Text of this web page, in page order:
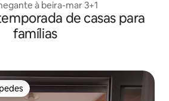
à beira-mar 3+1
de casas para
famílias
dos hóspedes